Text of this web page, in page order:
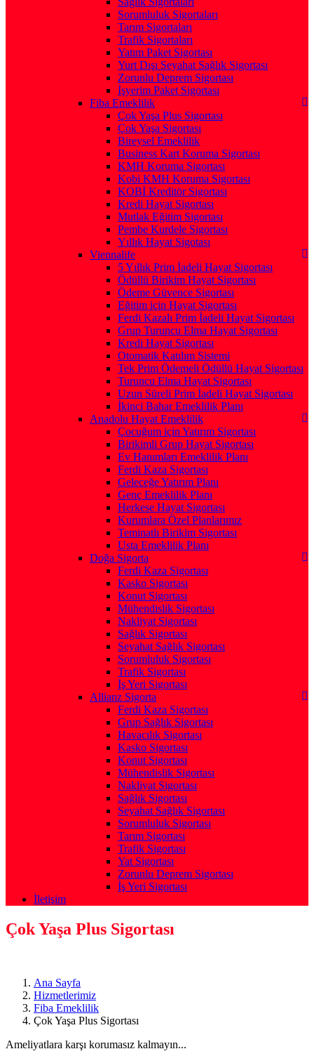
Sorumluluk Sigortaları
Tarım Sigortaları
Trafik Sigortaları
Yatım Paket Sigortası
Yurt Dışı Seyahat Sağlık Sigortası
Zorunlu Deprem Sigortası
İşyerim Paket Sigortası
Fiba Emeklilik
Çok Yaşa Plus Sigortası
Çok Yaşa Sigortası
Bireysel Emeklilik
Business Kart Koruma Sigortası
KMH Koruma Sigortası
Kobi KMH Koruma Sigortası
KOBİ Kreditör Sigortası
Kredi Hayat Sigortası
Mutlak Eğitim Sigortası
Pembe Kurdele Sigortası
Yıllık Hayat Sigotası
Viennalife
5 Yıllık Prim İadeli Hayat Sigortası
Ödüllü Birikim Hayat Sigortası
Ödeme Güvence Sigortası
Eğitim için Hayat Sigortası
Ferdi Kazalı Prim İadeli Hayat Sigortası
Grup Turuncu Elma Hayat Sigortası
Kredi Hayat Sigortası
Otomatik Katılım Sistemi
Tek Prim Ödemeli Ödüllü Hayat Sigortası
Turuncu Elma Hayat Sigortası
Uzun Süreli Prim İadeli Hayat Sigortası
İkinci Bahar Emeklilik Planı
Anadolu Hayat Emeklilik
Çocuğum için Yatırım Sigortası
Birikimli Grup Hayat Sigortası
Ev Hanımları Emeklilik Planı
Ferdi Kaza Sigortası
Geleceğe Yatırım Planı
Genç Emeklilik Planı
Herkese Hayat Sigortası
Kurumlara Özel Planlarımız
Teminatlı Birikim Sigortası
Usta Emeklilik Planı
Doğa Sigorta
Ferdi Kaza Sigortası
Kasko Sigortası
Konut Sigortası
Mühendislik Sigortası
Nakliyat Sigortası
Sağlık Sigortası
Seyahat Sağlık Sigortası
Sorumluluk Sigortası
Trafik Sigortası
İş Yeri Sigortası
Allianz Sigorta
Ferdi Kaza Sigortası
Grup Sağlık Sigortası
Havacılık Sigortası
Kasko Sigortası
Konut Sigortası
Mühendislik Sigortası
Nakliyat Sigortası
Sağlık Sigortası
Seyahat Sağlık Sigortası
Sorumluluk Sigortası
Tarım Sigortası
Trafik Sigortası
Yat Sigortası
Zorunlu Deprem Sigortası
İş Yeri Sigortası
İletişim
Çok Yaşa Plus Sigortası
Ana Sayfa
Hizmetlerimiz
Fiba Emeklilik
Çok Yaşa Plus Sigortası
Ameliyatlara karşı korumasız kalmayın...